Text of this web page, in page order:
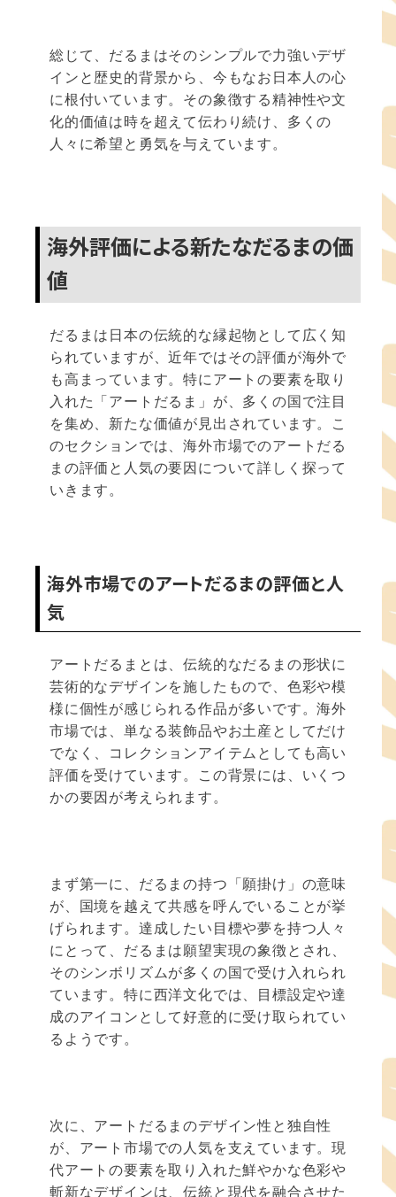
総じて、だるまはそのシンプルで力強いデザ
インと歴史的背景から、今もなお日本人の心
に根付いています。その象徴する精神性や文
化的価値は時を超えて伝わり続け、多くの
人々に希望と勇気を与えています。
海外評価による新たなだるまの価
値
だるまは日本の伝統的な縁起物として広く知
られていますが、近年ではその評価が海外で
も高まっています。特にアートの要素を取り
入れた「アートだるま」が、多くの国で注目
を集め、新たな価値が見出されています。こ
のセクションでは、海外市場でのアートだる
まの評価と人気の要因について詳しく探って
いきます。
海外市場でのアートだるまの評価と人
気
アートだるまとは、伝統的なだるまの形状に
芸術的なデザインを施したもので、色彩や模
様に個性が感じられる作品が多いです。海外
市場では、単なる装飾品やお土産としてだけ
でなく、コレクションアイテムとしても高い
評価を受けています。この背景には、いくつ
かの要因が考えられます。
まず第一に、だるまの持つ「願掛け」の意味
が、国境を越えて共感を呼んでいることが挙
げられます。達成したい目標や夢を持つ人々
にとって、だるまは願望実現の象徴とされ、
そのシンボリズムが多くの国で受け入れられ
ています。特に西洋文化では、目標設定や達
成のアイコンとして好意的に受け取られてい
るようです。
次に、アートだるまのデザイン性と独自性
が、アート市場での人気を支えています。現
代アートの要素を取り入れた鮮やかな色彩や
斬新なデザインは、伝統と現代を融合させた